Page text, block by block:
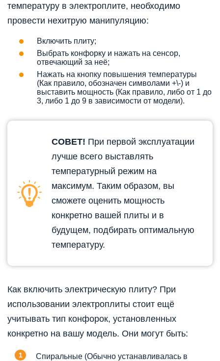
температуру в электроплите, необходимо
провести нехитрую манипуляцию:
Включить плиту;
Выбрать конфорку и нажать на сенсор,
отвечающий за неё;
Нажать на кнопку повышения температуры
(Как правило, обозначен символами +\-) и
выставить мощность (Как правило, либо от 1 до
3, либо 1 до 9 в зависимости от модели).
СОВЕТ! При первой эксплуатации
лучше всего выставлять
температурный режим на
максимум. Таким образом, вы
сможете оценить мощность
конкретно вашей плиты и в
будущем, подбирать оптимальную
температуру.
Как включить электрическую плиту? При
использовании электроплиты стоит ещё
учитывать тип конфорок, установленных
конкретно на вашу модель. Они могут быть:
Спиральные (Обычно устанавливалась в